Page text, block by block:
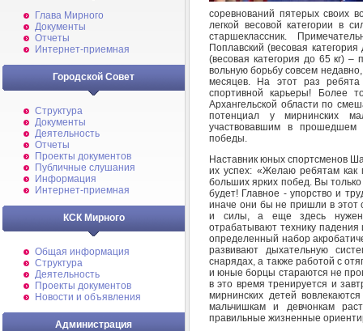
Глава Мирного
Документы
Отчеты
Интернет-приемная
Городской Совет
Структура
Документы
Деятельность
Отчеты
Проекты документов
Публичные слушания
Информация
Интернет-приемная
КСК Мирного
Общая информация
Структура
Деятельность
Проекты документов
Новости и объявления
Администрация
соревнований пятерых своих
легкой весовой категории в
старшеклассник.
Поплавский (весовая
(весовая категория до 65 кг)
вольную борьбу совсем
месяцев. На этот раз
спортивной карьеры! Более
Архангельской области по
потенциал у мирнинских
участвовавшим в прошедшем
победы.
Наставник юных спортсменов
их успех: «Желаю ребятам как
больших ярких побед. Вы
будет! Главное - упорство и
иначе они бы не пришли в этот
и силы, а еще здесь нужен
отрабатывают технику падения
определенный набор
развивают дыхательную
снарядах, а также работой с
и юные борцы стараются не
в это время тренируется и
мирнинских детей
мальчишкам и девчонкам
правильные жизненные